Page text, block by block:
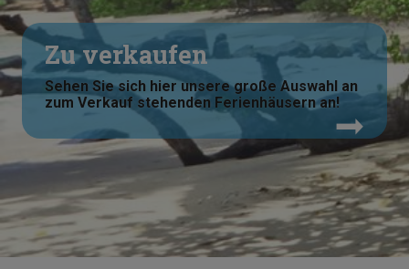
Zu verkaufen
Sehen Sie sich hier unsere große Auswahl an
zum Verkauf stehenden Ferienhäusern an!